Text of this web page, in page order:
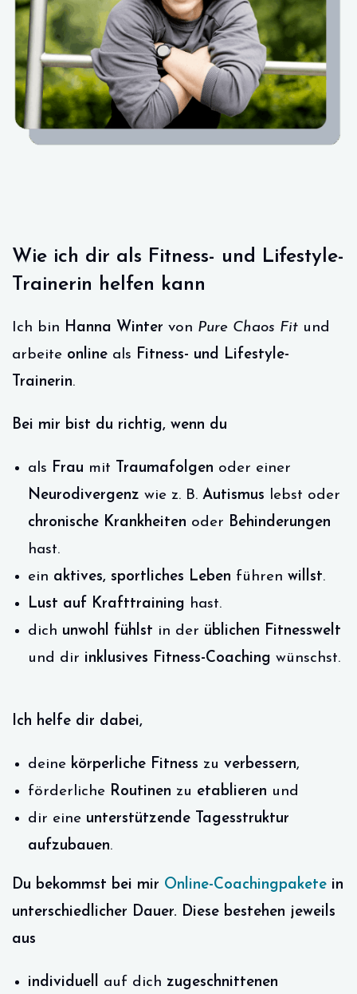
Wie ich dir als Fitness- und Lifestyle-
Trainerin helfen kann
Ich bin Hanna Winter von Pure Chaos Fit und
arbeite online als Fitness- und Lifestyle-
Trainerin.
Bei mir bist du richtig, wenn du
als Frau mit Traumafolgen oder einer
Neurodivergenz wie z. B. Autismus lebst oder
chronische Krankheiten oder Behinderungen
hast.
ein aktives, sportliches Leben führen willst.
Lust auf Krafttraining hast.
dich unwohl fühlst in der üblichen Fitnesswelt
und dir inklusives Fitness-Coaching wünschst.
Ich helfe dir dabei,
deine körperliche Fitness zu verbessern,
förderliche Routinen zu etablieren und
dir eine unterstützende Tagesstruktur
aufzubauen.
Du bekommst bei mir Online-Coachingpakete in
unterschiedlicher Dauer. Diese bestehen jeweils
aus
individuell auf dich zugeschnittenen